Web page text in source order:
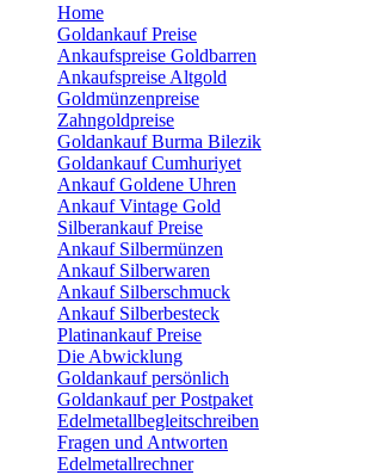
Home
Goldankauf Preise
Ankaufspreise Goldbarren
Ankaufspreise Altgold
Goldmünzenpreise
Zahngoldpreise
Goldankauf Burma Bilezik
Goldankauf Cumhuriyet
Ankauf Goldene Uhren
Ankauf Vintage Gold
Silberankauf Preise
Ankauf Silbermünzen
Ankauf Silberwaren
Ankauf Silberschmuck
Ankauf Silberbesteck
Platinankauf Preise
Die Abwicklung
Goldankauf persönlich
Goldankauf per Postpaket
Edelmetallbegleitschreiben
Fragen und Antworten
Edelmetallrechner